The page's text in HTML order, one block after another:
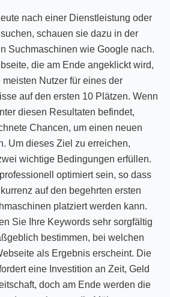
nach einer Dienstleistung oder
schauen sie dazu in der
Suchmaschinen wie Google nach.
die am Ende angeklickt wird,
Nutzer für eines der
auf den ersten 10 Plätzen. Wenn
diesen Resultaten befindet,
Chancen, um einen neuen
Um dieses Ziel zu erreichen,
wichtige Bedingungen erfüllen.
optimiert sein, so dass
auf den begehrten ersten
platziert werden kann.
Sie Ihre Keywords sehr sorgfältig
bestimmen, bei welchen
als Ergebnis erscheint. Die
eine Investition an Zeit, Geld
doch am Ende werden die